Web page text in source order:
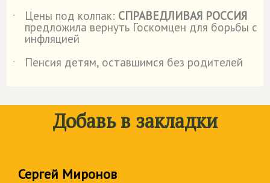
˙
Цены под колпак: СПРАВЕДЛИВАЯ РОССИЯ
предложила вернуть Госкомцен для борьбы с
инфляцией
˙
Пенсия детям, оставшимся без родителей
Добавь в закладки
Сергей Миронов